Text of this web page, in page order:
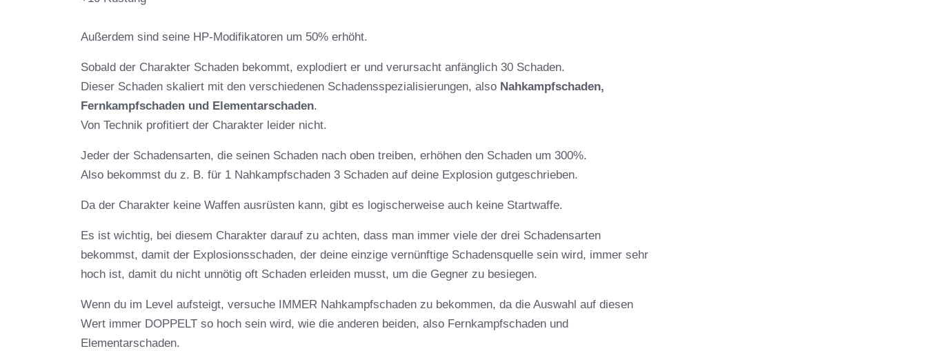
Außerdem sind seine HP-Modifikatoren um 50% erhöht.
Sobald der Charakter Schaden bekommt, explodiert er und verursacht anfänglich 30 Schaden.
Dieser Schaden skaliert mit den verschiedenen Schadensspezialisierungen, also Nahkampfschaden,
Fernkampfschaden und Elementarschaden.
Von Technik profitiert der Charakter leider nicht.
Jeder der Schadensarten, die seinen Schaden nach oben treiben, erhöhen den Schaden um 300%.
Also bekommst du z. B. für 1 Nahkampfschaden 3 Schaden auf deine Explosion gutgeschrieben.
Da der Charakter keine Waffen ausrüsten kann, gibt es logischerweise auch keine Startwaffe.
Es ist wichtig, bei diesem Charakter darauf zu achten, dass man immer viele der drei Schadensarten
bekommst, damit der Explosionsschaden, der deine einzige vernünftige Schadensquelle sein wird, immer sehr
hoch ist, damit du nicht unnötig oft Schaden erleiden musst, um die Gegner zu besiegen.
Wenn du im Level aufsteigt, versuche IMMER Nahkampfschaden zu bekommen, da die Auswahl auf diesen
Wert immer DOPPELT so hoch sein wird, wie die anderen beiden, also Fernkampfschaden und
Elementarschaden.